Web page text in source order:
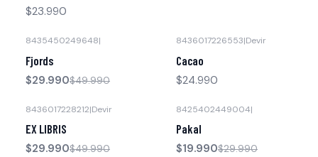
$23.990
8435450249648|
Fjords
$29.990$49.990
8436017226553|Devir
Cacao
$24.990
8436017228212|Devir
EX LIBRIS
$29.990$49.990
8425402449004|
Pakal
$19.990$29.990